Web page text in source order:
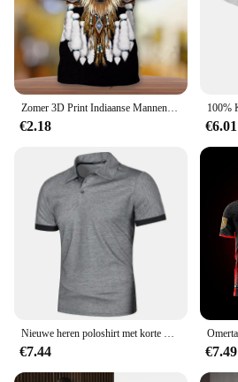
€2.18 €6.01
€7.44 €7.49